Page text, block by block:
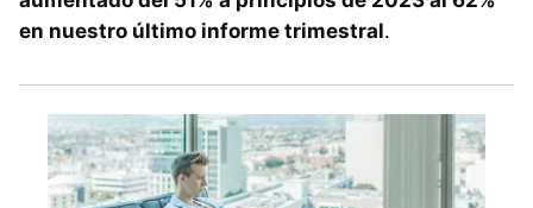
en nuestro último informe trimestral.